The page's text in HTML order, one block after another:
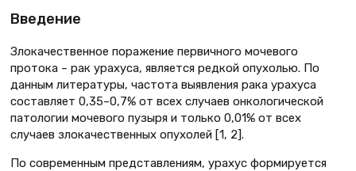
Введение
Злокачественное поражение первичного мочевого
протока – рак урахуса, является редкой опухолью. По
данным литературы, частота выявления рака урахуса
составляет 0,35–0,7% от всех случаев онкологической
патологии мочевого пузыря и только 0,01% от всех
случаев злокачественных опухолей [1, 2].
По современным представлениям, урахус формируется